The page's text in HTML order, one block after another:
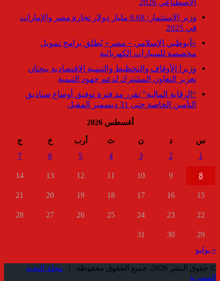
الاصطناعي 2026
وزير الاستثمار: 9.68 مليار دولار تجارة مصر والإمارات
في 2025
«أبوظبي الإسلامي – مصر» يُطلق برامج تمويل
مخصصة للسيارات الكهربائية
وزيرا الأوقاف والتخطيط والتنمية الاقتصادية يبحثان
تعزيز التعاون المشترك لدعم جهود التنمية
“الرقابة المالية” تقرر مد فترة توفيق أوضاع صناديق
التأمين الخاصة حتى 31 ديسمبر المقبل
أغسطس 2026
س د ن ث أرب خ
ج
1
2
3
4
5
6
7
8
9
10
11
12
13
14
15
16
17
18
19
20
21
22
23
24
25
26
27
28
29
30
31
« يوليو
© حقوق النشر 2026، جميع الحقوق محفوظة |
مجلة النخبة
المصرية